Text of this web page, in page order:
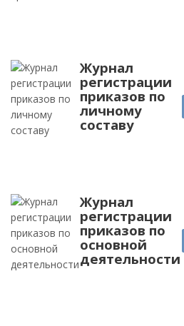
Журнал
регистрации
приказов по
личному
составу
Журнал
регистрации
приказов по
основной
деятельности